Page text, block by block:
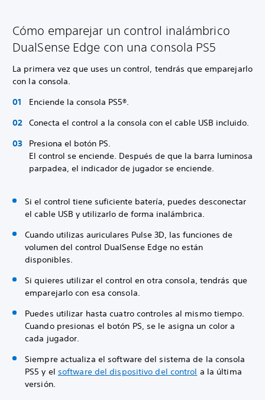
Cómo emparejar un control inalámbrico
DualSense Edge con una consola PS5
La primera vez que uses un control, tendrás que emparejarlo
con la consola.
Enciende la consola PS5®.
Conecta el control a la consola con el cable USB incluido.
Presiona el botón PS.
El control se enciende. Después de que la barra luminosa
parpadea, el indicador de jugador se enciende.
Si el control tiene suficiente batería, puedes desconectar
el cable USB y utilizarlo de forma inalámbrica.
Cuando utilizas auriculares Pulse 3D, las funciones de
volumen del control DualSense Edge no están
disponibles.
Si quieres utilizar el control en otra consola, tendrás que
emparejarlo con esa consola.
Puedes utilizar hasta cuatro controles al mismo tiempo.
Cuando presionas el botón PS, se le asigna un color a
cada jugador.
Siempre actualiza el software del sistema de la consola
PS5 y el software del dispositivo del control a la última
versión.